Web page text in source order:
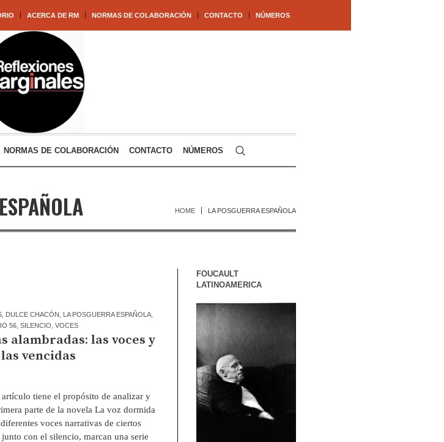
ACERCA DE RM NORMAS DE COLABORACIÓN CONTACTO NÚMEROS
NORMAS DE COLABORACIÓN CONTACTO NÚMEROS
HOME LA POSGUERRA ESPAÑOLA
, DULCE CHACÓN LA POSGUERRA ESPAÑOLA,
56, SILENCIO VOCES
alambradas: las voces y
vencidas
tiene el propósito de analizar y
parte de la novela La voz dormida
voces narrativas de ciertos
con el silencio, marcan una serie
FOUCAULT
LATINOAMERICA